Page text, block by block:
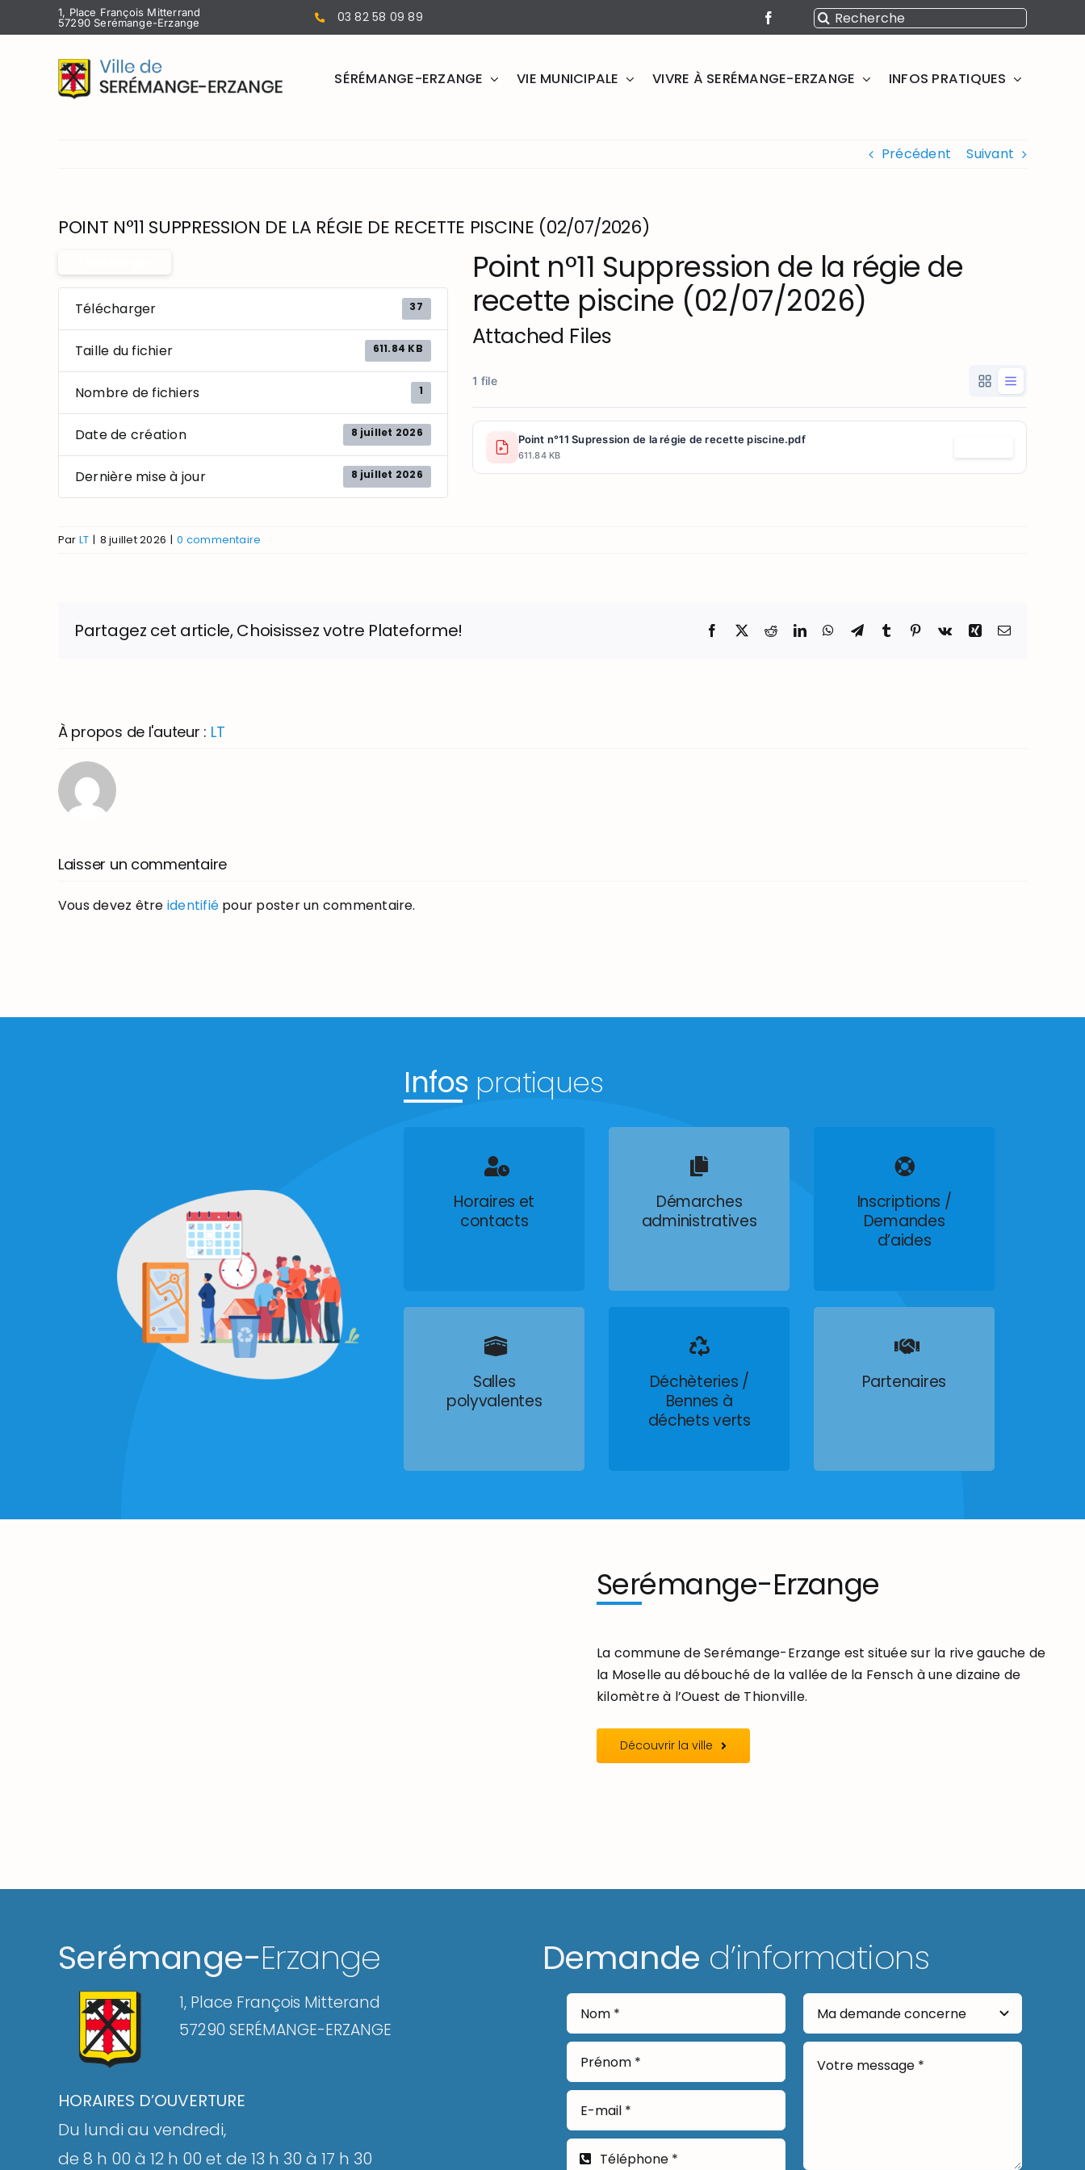
au
1, Place François Mitterrand
57290 Serémange-Erzange
03 82 58 09 89 Rechercher:
SÉRÉMANGE-ERZANGE VIE MUNICIPALE VIVRE À SERÉMANGE-ERZANGE INFOS PRATIQUES
Précédent Suivant
POINT N°11 SUPPRESSION DE LA RÉGIE DE RECETTE PISCINE (02/07/2026)
Télécharger 37
Taille du fichier 611.84 KB
Nombre de fichiers 1
Date de création 8 juillet 2026
Dernière mise à jour 8 juillet 2026
Point n°11 Suppression de la régie de
recette piscine (02/07/2026)
Attached Files
1 file
Point n°11 Supression de la régie de recette piscine.pdf
611.84 KB
Par LT | 8 juillet 2026 | 0 commentaire
Partagez cet article, Choisissez votre Plateforme! Facebook
X RedditLinkedInWhatsApp
TelegramTumblr Pinterest
Vk Xing Email
À propos de l'auteur : LT
Laisser un commentaire
Vous devez être identifié pour poster un commentaire.
Infos pratiques
Horaires et
contacts
Démarches
administratives
Inscriptions /
Demandes
d’aides
Salles
polyvalentes
Déchèteries /
Bennes à
déchets verts
Partenaires
Serémange-Erzange
La commune de Serémange-Erzange est située sur la rive gauche de
la Moselle au débouché de la vallée de la Fensch à une dizaine de
kilomètre à l’Ouest de Thionville.
Découvrir la ville
Serémange-Erzange
1, Place François Mitterand
57290 SERÉMANGE-ERZANGE
HORAIRES D’OUVERTURE
Du lundi au vendredi,
de 8 h 00 à 12 h 00 et de 13 h 30 à 17 h 30
Demande d’informations